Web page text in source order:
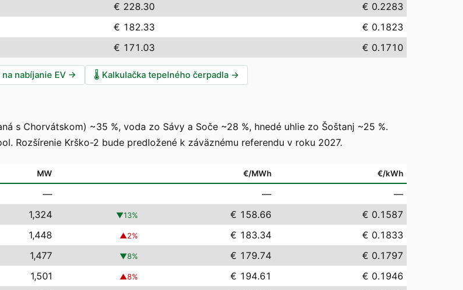
€ 228.30
€ 0.2283
€ 182.33
€ 0.1823
€ 171.03 € 0.1710
nabíjanie EV → 🌡️ Kalkulačka tepelného čerpadla →
s Chorvátskom) ~35 %, voda zo Sávy a Soče ~28 %, hnedé uhlie zo Šoštanj ~25 %.
Rozšírenie Krško-2 bude predložené k záväznému referendu v roku 2027.
MW €/MWh €/kWh
— —
—
1,324 ▼13% € 158.66
€ 0.1587
1,448 ▲2% € 183.34
€ 0.1833
1,477 ▼8% € 179.74
€ 0.1797
1,501 ▲8% € 194.61
€ 0.1946